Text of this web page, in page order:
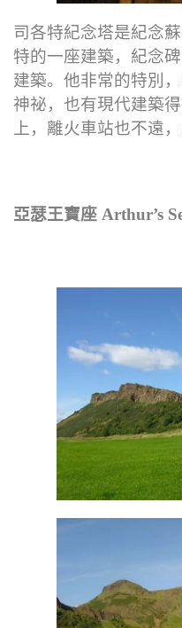
司各特紀念塔是紀念
特的一座建築，紀念
建築。他非常的特別
神祕，也有現代建築
上，離火車站也不遠
亞瑟王寶座 Arthur’s